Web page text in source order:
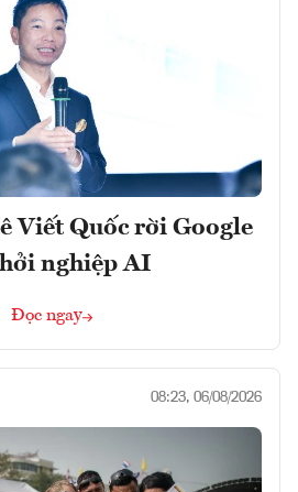
Viết Quốc rời Google
nghiệp AI
Đọc ngay
08:23, 06/08/2026